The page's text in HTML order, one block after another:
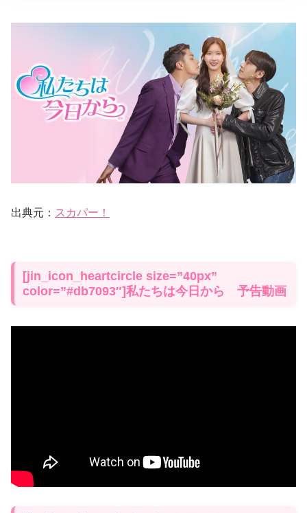
出典元： スカパー！
[jin_icon_heartcircle size=”40px”
color=”#db7093″]私たちは今日から 予告動画